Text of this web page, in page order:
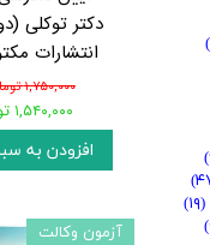
دکتر توکلی
انتشارات
۱,۷۵۰,۰۰۰ تومان
۱,۵۴۰,۰۰۰ تومان
افزودن به
آزمون وکالت
(۱۹)